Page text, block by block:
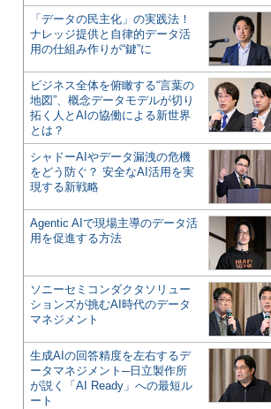
「データの民主化」の実践法！
ナレッジ提供と自律的データ活
用の仕組み作りが“鍵”に
ビジネス全体を俯瞰する“言葉の
地図”、概念データモデルが切り
拓く人とAIの協働による新世界
とは？
シャドーAIやデータ漏洩の危機
をどう防ぐ？ 安全なAI活用を実
現する新戦略
Agentic AIで現場主導のデータ活
用を促進する方法
ソニーセミコンダクタソリュー
ションズが挑むAI時代のデータ
マネジメント
生成AIの回答精度を左右するデ
ータマネジメント─日立製作所
が説く「AI Ready」への最短ル
ート